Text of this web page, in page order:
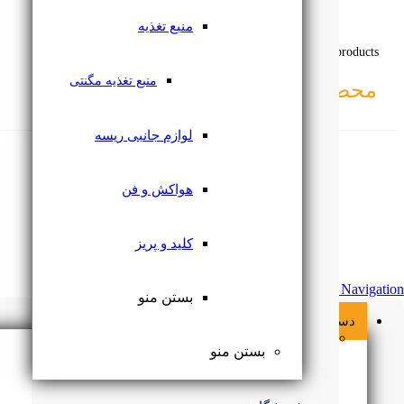
منبع تغذیه
منبع تغذیه مگنتی
لوازم جانبی ریسه
هواکش و فن
کلید و پریز
بستن منو
بستن منو
Related products
محصولاتـــــ
Skip Navigation
دسته بندی محصولات
براکت ال ای دی
بستن منو